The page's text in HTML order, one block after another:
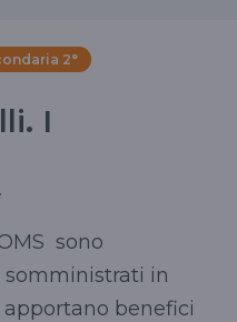
2°
I
sono
in
benefici